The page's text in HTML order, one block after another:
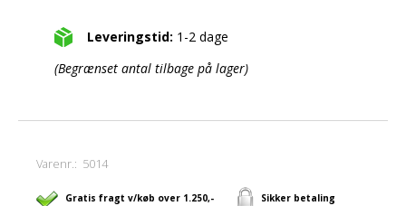
Leveringstid: 1-2 dage
(Begrænset antal tilbage på lager)
Varenr.: 5014
Gratis fragt v/køb over 1.250,- Sikker betaling